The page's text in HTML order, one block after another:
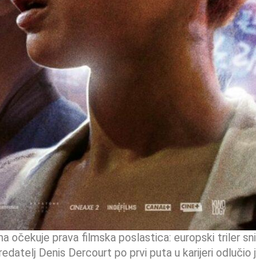
očekuje prava filmska poslastica: europski triler
Denis Dercourt po prvi puta u karijeri odlučio